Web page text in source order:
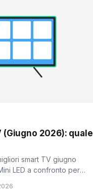
2026): quale
smart TV giugno
LED a confronto per